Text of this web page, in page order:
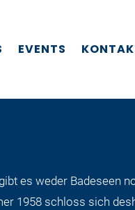
EVENTS
es weder Badeseen
1958 schloss sich